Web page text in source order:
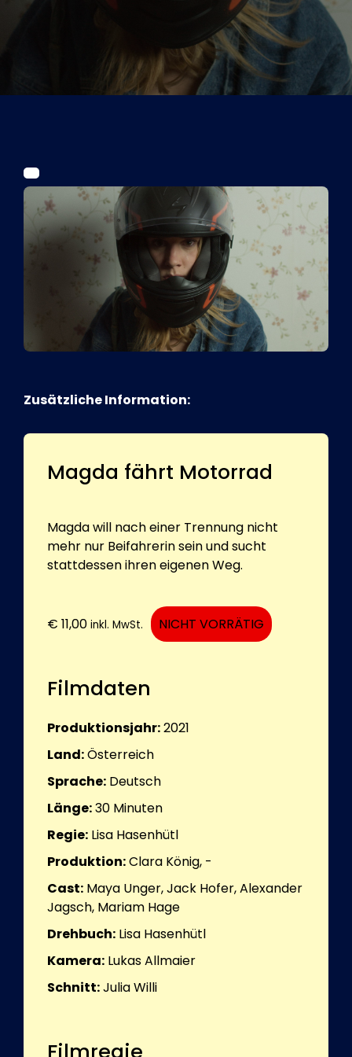
Tickets
Zusätzliche Information:
Magda fährt Motorrad
Magda will nach einer Trennung nicht
mehr nur Beifahrerin sein und sucht
stattdessen ihren eigenen Weg.
€ 11,00 inkl. MwSt. NICHT VORRÄTIG
Filmdaten
Produktionsjahr:2021
Land:Österreich
Sprache: Deutsch
Länge:30 Minuten
Regie: Lisa Hasenhütl
Produktion:Clara König, -
Cast: Maya Unger, Jack Hofer, Alexander
Jagsch, Mariam Hage
Drehbuch: Lisa Hasenhütl
Kamera: Lukas Allmaier
Schnitt:Julia Willi